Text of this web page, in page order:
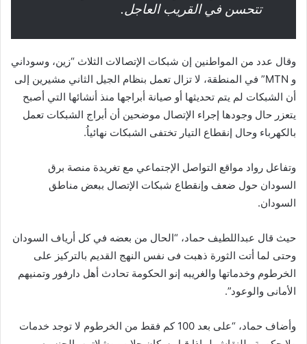
تتحسن في القريب العاجل.
وقال عدد من المواطنين إن شبكات الإتصالات الثلاث “زين، وسوداني
و MTN” في المنطقة، لا تزال تعمل بنظام الجيل الثاني مشيرين إلى
أن الشبكات لم يتم تحديثها أو صيانة أبراجها منذ أنشائها التي أصبح
يتعزر حال وجودها إجراء الإتصال موضحين أن أبراج الشبكات تعمل
بالكهرباء وحال إنقطاع التيار تختفى الشبكات نهائياُ.
وتفاعل رواد مواقع التواصل الإجتماعي مع تغريدة منصة برق
السودان حول ضعف وإنقطاع شبكات الإتصال ببعض مناطق
السودان.
حيث قال عبداللطيف حماد، “الحال من بعضه في كل أرياف السودان
وحتى لما أتت الثورة ذهبت فى نفس النهج القديم بالتركيز على
الخرطوم وخدماتها والغريبه إنو الحكومة تحادث أهل دارفور وتمنيهم
الأمانى والوعود”.
وأضاف حماد، “على بعد 100 كم فقط من الخرطوم لا توجد خدمات